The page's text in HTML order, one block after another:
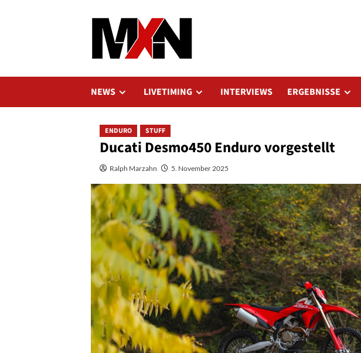
NEWS LIVETIMING INTERVIEWS ERGEBNISSE
ENDURO STUFF
Ducati Desmo450 Enduro vorgestellt
Ralph Marzahn 5. November 2025